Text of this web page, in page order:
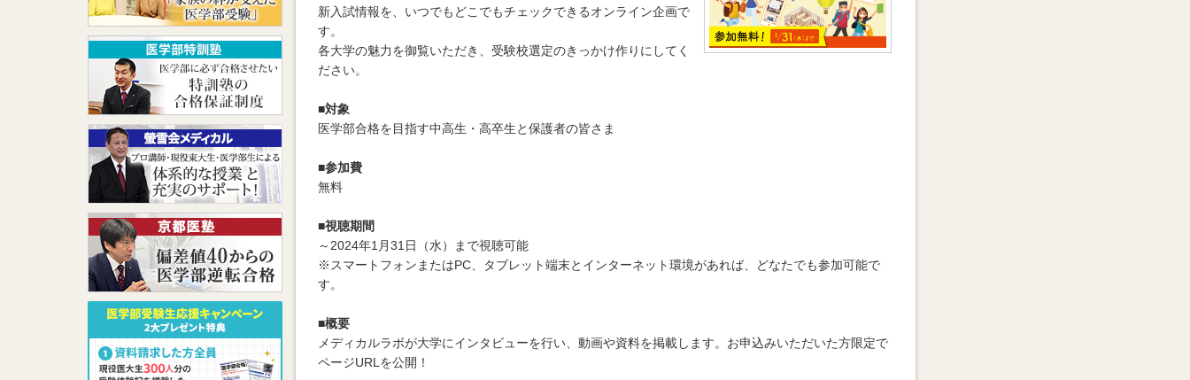
新入試情報を、いつでもどこでもチェックできるオンライン企画で
す。
各大学の魅力を御覧いただき、受験校選定のきっかけ作りにしてく
ださい。
■対象
医学部合格を目指す中高生・高卒生と保護者の皆さま
■参加費
無料
■視聴期間
～2024年1月31日（水）まで視聴可能
※スマートフォンまたはPC、タブレット端末とインターネット環境があれば、どなたでも参加可能で
す。
■概要
メディカルラボが大学にインタビューを行い、動画や資料を掲載します。お申込みいただいた方限定で
ページURLを公開！